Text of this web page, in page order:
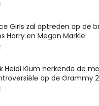
Girls zal optreden op de
Harry en Megan Markle
Heidi Klum herkende de
op de Grammy